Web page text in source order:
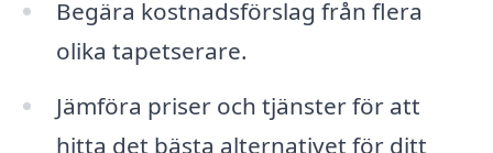
Begära kostnadsförslag från flera
olika tapetserare.
Jämföra priser och tjänster för att
hitta det bästa alternativet för ditt